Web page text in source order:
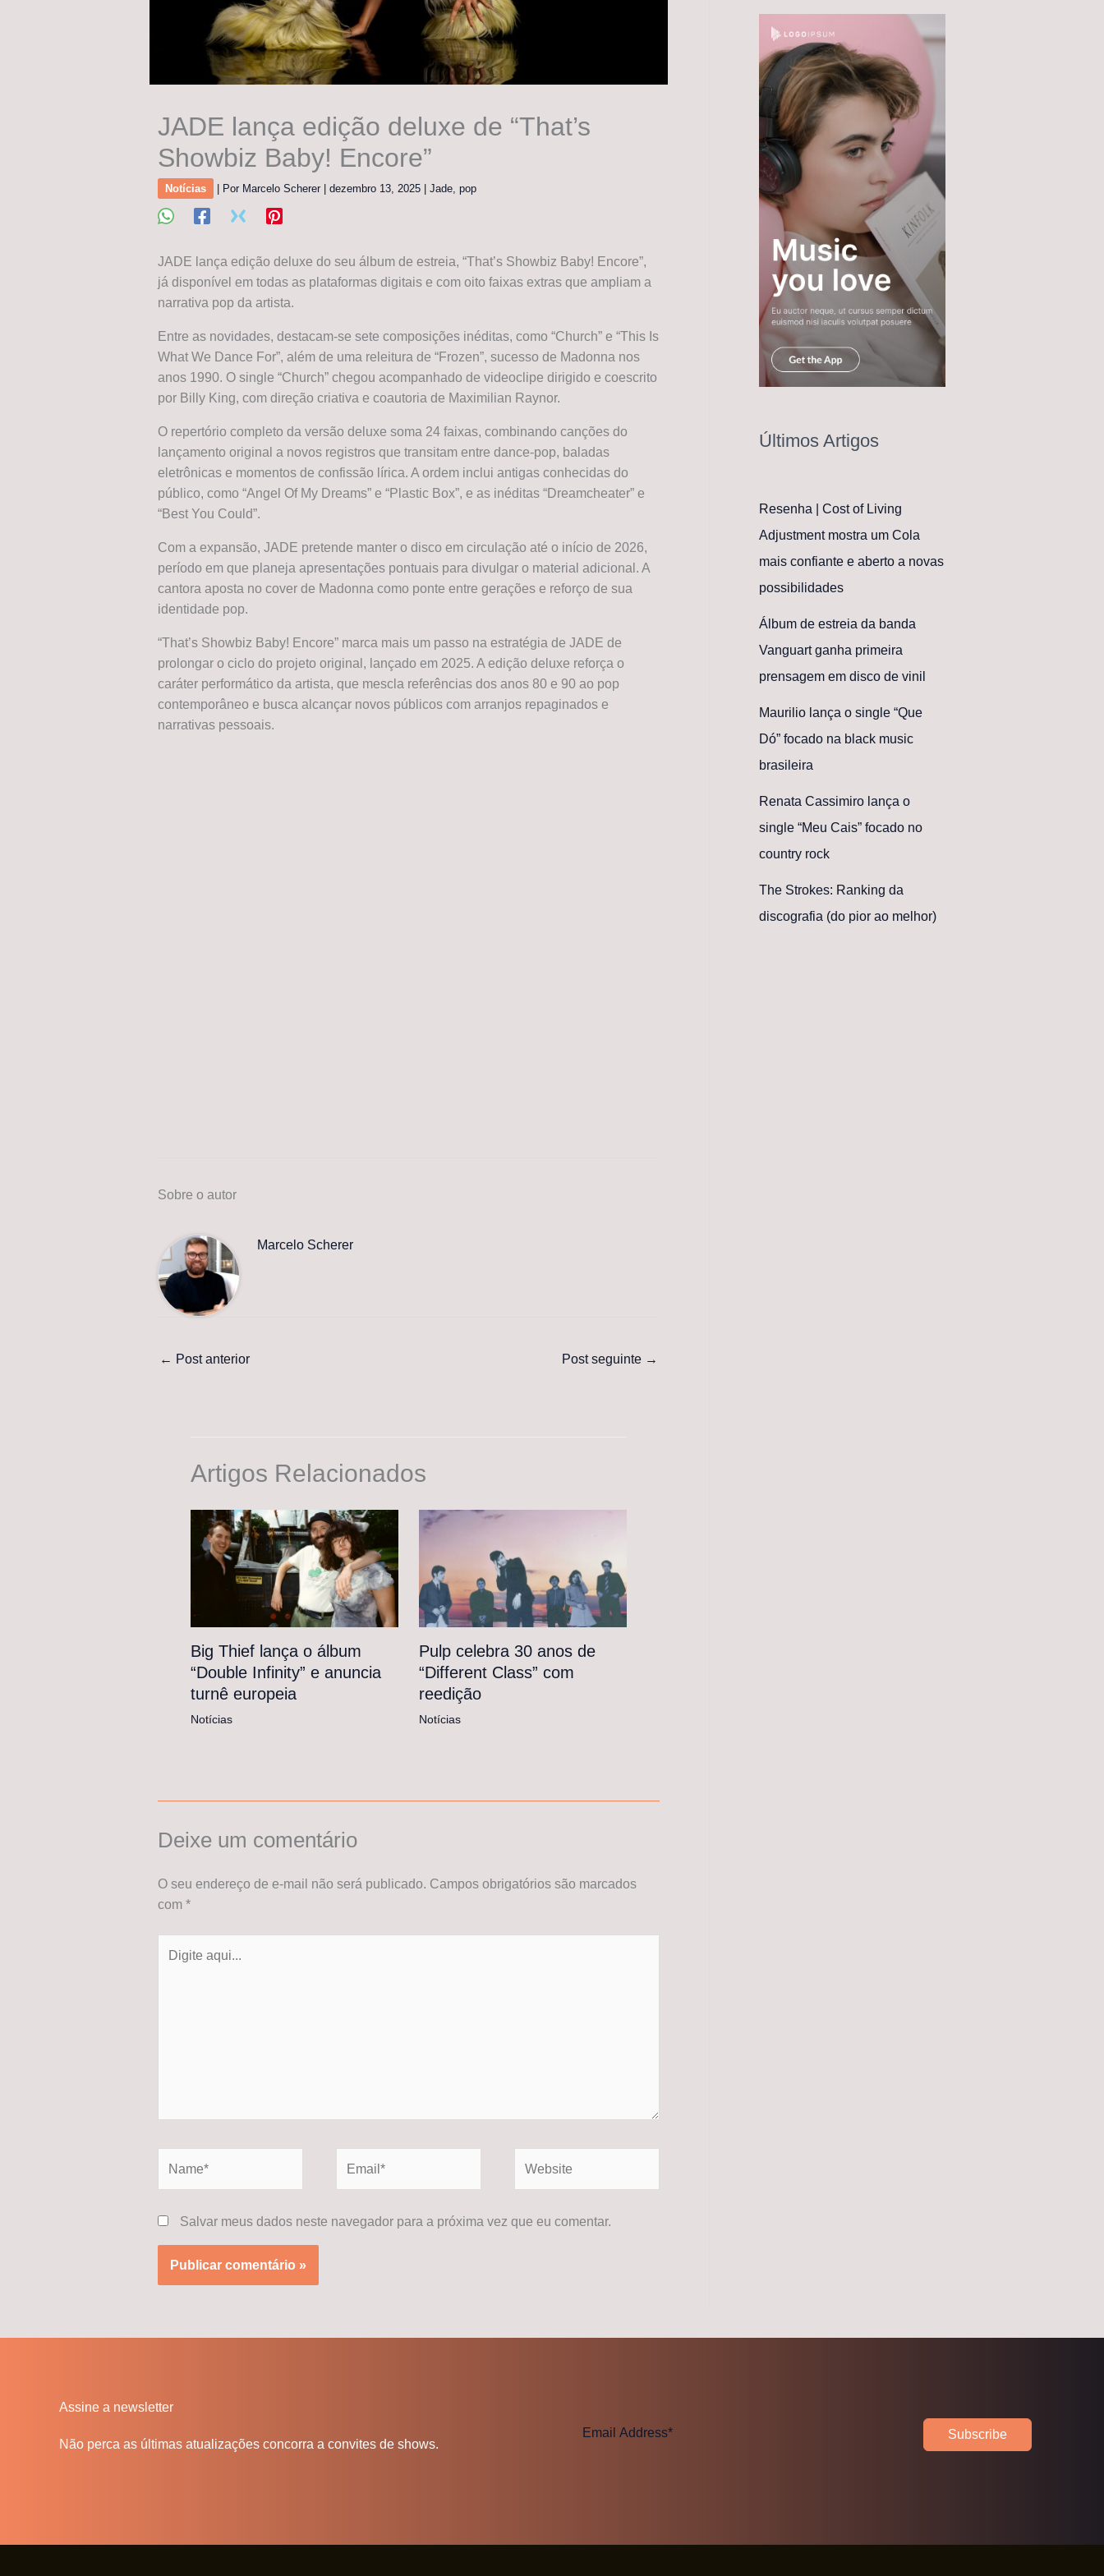
JADE lança edição deluxe de “That’s
Showbiz Baby! Encore”
Notícias | Por Marcelo Scherer dezembro 13, 2025 Jade pop
JADE lança edição deluxe do seu álbum de estreia, “That’s Showbiz Baby! Encore”,
já disponível em todas as plataformas digitais e com oito faixas extras que ampliam a
narrativa pop da artista.
Entre as novidades, destacam-se sete composições inéditas, como “Church” e “This Is
What We Dance For”, além de uma releitura de “Frozen”, sucesso de Madonna nos
anos 1990. O single “Church” chegou acompanhado de videoclipe dirigido e coescrito
por Billy King, com direção criativa e coautoria de Maximilian Raynor.
O repertório completo da versão deluxe soma 24 faixas, combinando canções do
lançamento original a novos registros que transitam entre dance-pop, baladas
eletrônicas e momentos de confissão lírica. A ordem inclui antigas conhecidas do
público, como “Angel Of My Dreams” e “Plastic Box”, e as inéditas “Dreamcheater” e
“Best You Could”.
Com a expansão, JADE pretende manter o disco em circulação até o início de 2026,
período em que planeja apresentações pontuais para divulgar o material adicional. A
cantora aposta no cover de Madonna como ponte entre gerações e reforço de sua
identidade pop.
“That’s Showbiz Baby! Encore” marca mais um passo na estratégia de JADE de
prolongar o ciclo do projeto original, lançado em 2025. A edição deluxe reforça o
caráter performático da artista, que mescla referências dos anos 80 e 90 ao pop
contemporâneo e busca alcançar novos públicos com arranjos repaginados e
narrativas pessoais.
Sobre o autor
Marcelo Scherer
← Post anterior Post seguinte →
Artigos Relacionados
Big Thief lança o álbum
“Double Infinity” e anuncia
turnê europeia
Notícias
Pulp celebra 30 anos de
“Different Class” com
reedição
Notícias
Deixe um comentário
O seu endereço de e-mail não será publicado. Campos obrigatórios são marcados
com *
aqui...
Salvar meus dados neste navegador para a próxima vez que eu comentar.
Últimos Artigos
Resenha | Cost of Living
Adjustment mostra um Cola
mais confiante e aberto a novas
possibilidades
Álbum de estreia da banda
Vanguart ganha primeira
prensagem em disco de vinil
Maurilio lança o single “Que
Dó” focado na black music
brasileira
Renata Cassimiro lança o
single “Meu Cais” focado no
country rock
The Strokes: Ranking da
discografia (do pior ao melhor)
Assine a newsletter
Não perca as últimas atualizações concorra a convites de shows.
Subscribe